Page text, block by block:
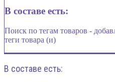
В составе есть:
Поиск по тегам товаров -
теги товара (и)
В составе есть: